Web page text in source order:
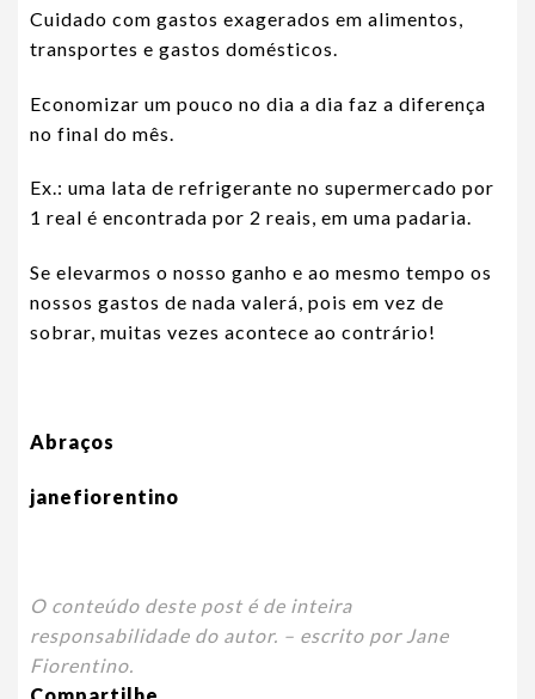
Cuidado com gastos exagerados em alimentos,
transportes e gastos domésticos.
Economizar um pouco no dia a dia faz a diferença
no final do mês.
Ex.: uma lata de refrigerante no supermercado por
1 real é encontrada por 2 reais, em uma padaria.
Se elevarmos o nosso ganho e ao mesmo tempo os
nossos gastos de nada valerá, pois em vez de
sobrar, muitas vezes acontece ao contrário!
Abraços
janefiorentino
O conteúdo deste post é de inteira
responsabilidade do autor. – escrito por Jane
Fiorentino.